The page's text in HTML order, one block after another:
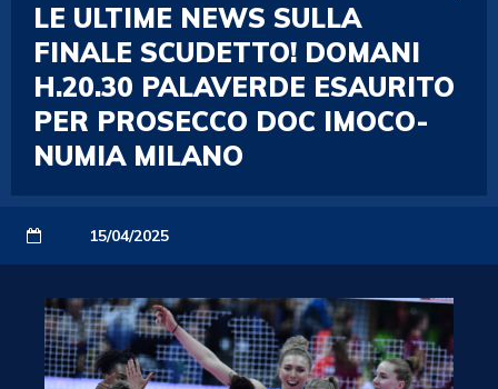
LE ULTIME NEWS SULLA
FINALE SCUDETTO! DOMANI
H.20.30 PALAVERDE ESAURITO
PER PROSECCO DOC IMOCO-
NUMIA MILANO
15/04/2025